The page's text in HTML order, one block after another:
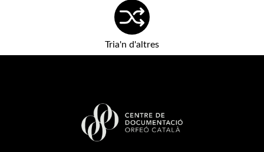
Tria'n d'altres